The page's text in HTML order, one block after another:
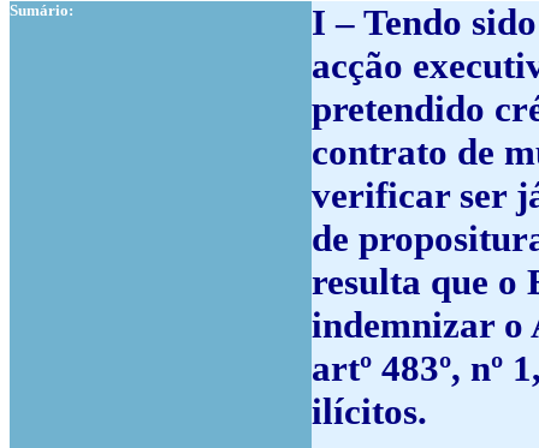
Sumário:
I – Tendo
acção
pretendido
contrato de
verificar ser
de
resulta que o
indemnizar o
artº 483º, nº
ilícitos.